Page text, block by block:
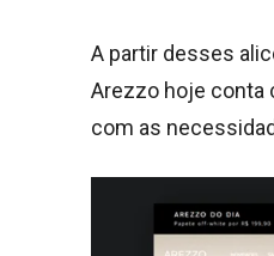
A partir desses
Arezzo hoje conta
com as